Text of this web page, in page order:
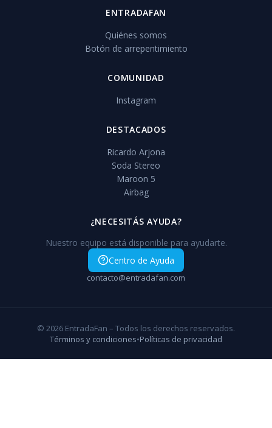
ENTRADAFAN
Quiénes somos
Botón de arrepentimiento
COMUNIDAD
Instagram
DESTACADOS
Ricardo Arjona
Soda Stereo
Maroon 5
Airbag
¿NECESITÁS AYUDA?
Nuestro equipo está disponible para ayudarte.
Centro de Ayuda
contacto@entradafan.com
© 2026 EntradaFan – Todos los derechos reservados.
Términos y condiciones•Políticas de privacidad